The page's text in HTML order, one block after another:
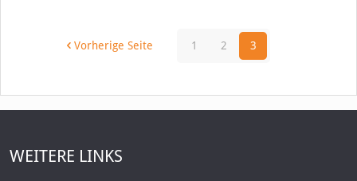
Vorherige Seite 1 2 3
WEITERE LINKS